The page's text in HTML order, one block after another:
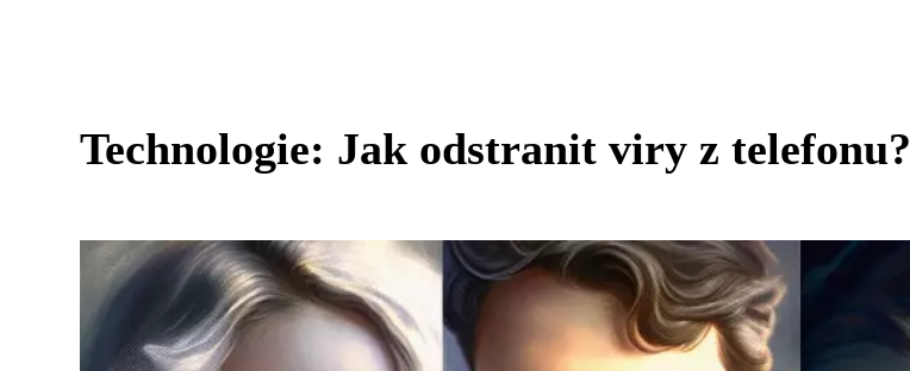
Technologie: Jak odstranit viry z telefonu?